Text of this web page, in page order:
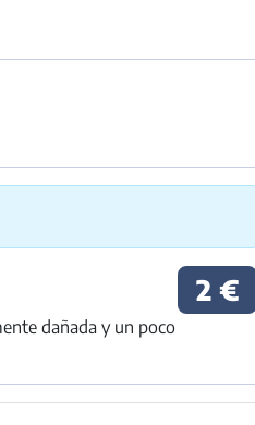
2 €
dañada y un poco